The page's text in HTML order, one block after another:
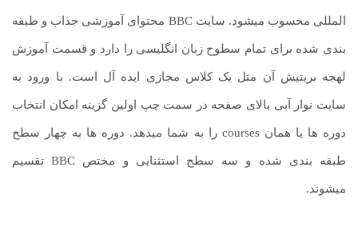
المللی محسوب میشود. سایت BBC محتوای آموزشی جذاب و طبقه
بندی شده برای تمام سطوح زبان انگلیسی را دارد و قسمت آموزش
لهجه بریتیش آن مثل یک کلاس مجازی ایده آل است. با ورود به
سایت نوار آبی بالای صفحه در سمت چپ اولین گزینه امکان انتخاب
دوره ها یا همان courses را به شما میدهد. دوره ها به چهار سطح
طبقه بندی شده و سه سطح استثنایی و مختص BBC تقسیم
میشوند.